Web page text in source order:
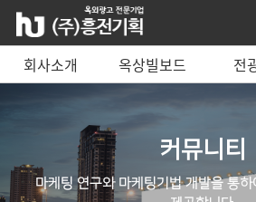
회사소개 옥상빌보드 전
커뮤니티
마케팅 연구와 마케팅기법 개발을 통